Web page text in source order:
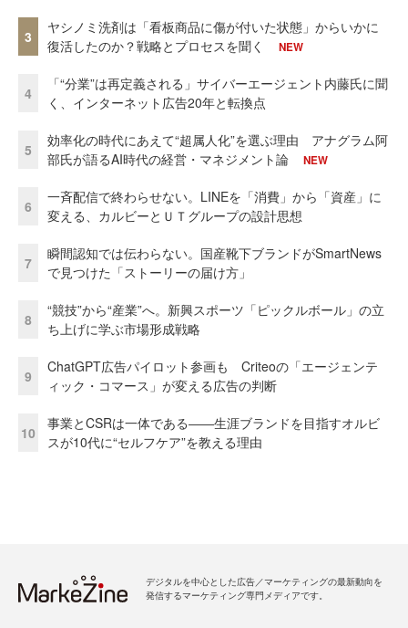
3
ヤシノミ洗剤は「看板商品に傷が付いた状態」からいかに
復活したのか？戦略とプロセスを聞く
NEW
4
「“分業”は再定義される」サイバーエージェント内藤氏に聞
く、インターネット広告20年と転換点
5
効率化の時代にあえて“超属人化”を選ぶ理由 アナグラム阿
部氏が語るAI時代の経営・マネジメント論
NEW
6
一斉配信で終わらせない。LINEを「消費」から「資産」に
変える、カルビーとＵＴグループの設計思想
7
瞬間認知では伝わらない。国産靴下ブランドがSmartNews
で見つけた「ストーリーの届け方」
8
“競技”から“産業”へ。新興スポーツ「ピックルボール」の立
ち上げに学ぶ市場形成戦略
9
ChatGPT広告パイロット参画も Criteoの「エージェンテ
ィック・コマース」が変える広告の判断
10
事業とCSRは一体である――生涯ブランドを目指すオルビ
スが10代に“セルフケア”を教える理由
デジタルを中心とした広告／マーケティングの最新動向を
発信するマーケティング専門メディアです。